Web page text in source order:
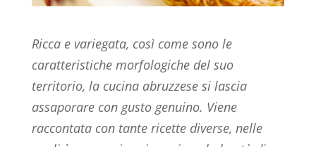
Ricca e variegata, così come sono le
caratteristiche morfologiche del suo
territorio, la cucina abruzzese si lascia
assaporare con gusto genuino. Viene
raccontata con tante ricette diverse, nelle